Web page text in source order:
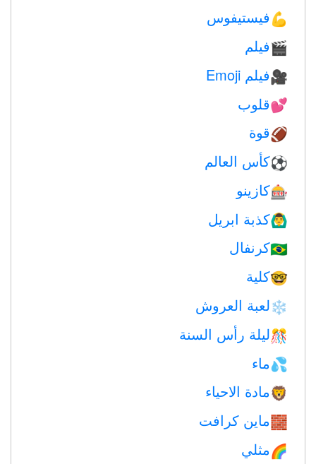
💪 فيستيفوس
🎬فيلم
🎥فيلم Emoji
💕قلوب
🏈قوة
⚽كأس العالم
🎰كازينو
🙆‍♂️كذبة ابريل
🇧🇷كرنفال
🤓كلية
❄️لعبة العروش
🎊ليلة رأس السنة
💦ماء
🦁مادة الاحياء
🧱ماين كرافت
🌈مثلي